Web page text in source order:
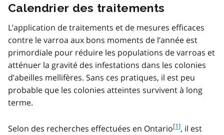
Calendrier des traitements
L’application de traitements et de mesures efficaces
contre le varroa aux bons moments de l’année est
primordiale pour réduire les populations de varroas et
atténuer la gravité des infestations dans les colonies
d’abeilles mellifères. Sans ces pratiques, il est peu
probable que les colonies atteintes survivent à long
terme.
Selon des recherches effectuées en Ontariof[1], il est